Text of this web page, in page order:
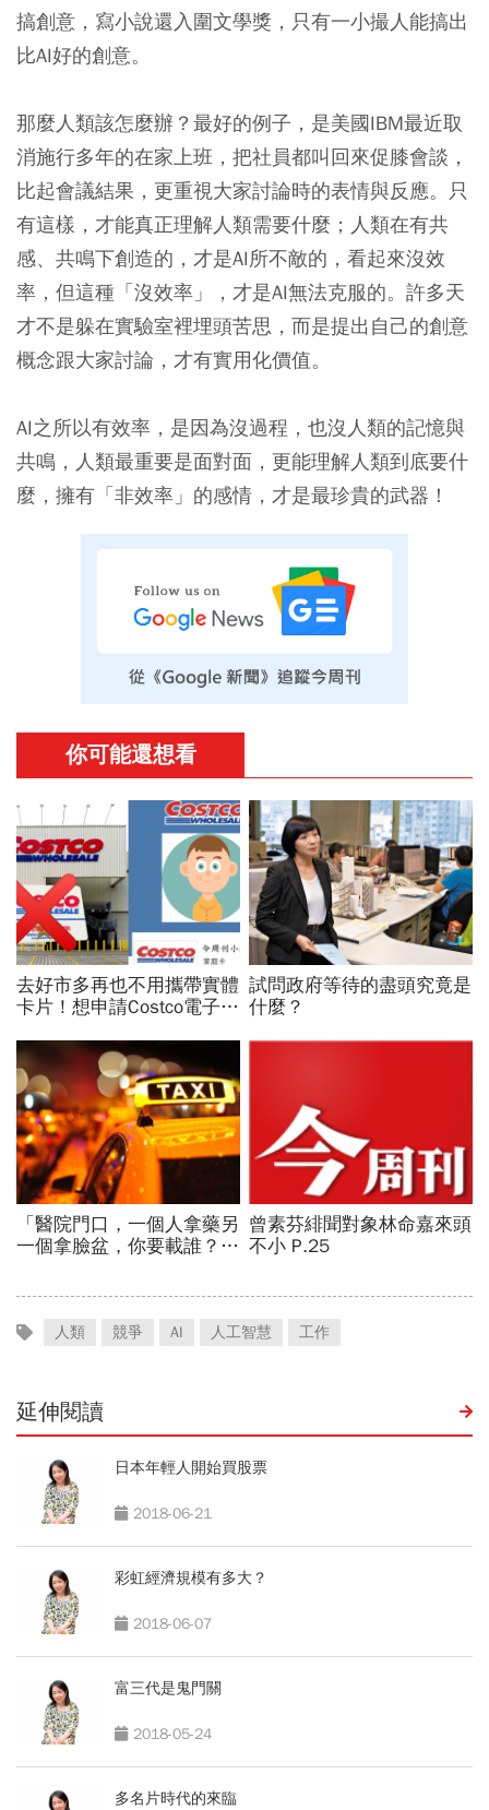
搞創意，寫小說還入圍文學獎，只有一小撮人能搞出
比AI好的創意。
那麼人類該怎麼辦？最好的例子，是美國IBM最近取
消施行多年的在家上班，把社員都叫回來促膝會談，
比起會議結果，更重視大家討論時的表情與反應。只
有這樣，才能真正理解人類需要什麼；人類在有共
感、共鳴下創造的，才是AI所不敵的，看起來沒效
率，但這種「沒效率」，才是AI無法克服的。許多天
才不是躲在實驗室裡埋頭苦思，而是提出自己的創意
概念跟大家討論，才有實用化價值。
AI之所以有效率，是因為沒過程，也沒人類的記憶與
共鳴，人類最重要是面對面，更能理解人類到底要什
麼，擁有「非效率」的感情，才是最珍貴的武器！
人類 競爭 AI 人工智慧 工作
延伸閱讀
日本年輕人開始買股票
2018-06-21
彩虹經濟規模有多大？
2018-06-07
富三代是鬼門關
2018-05-24
多名片時代的來臨